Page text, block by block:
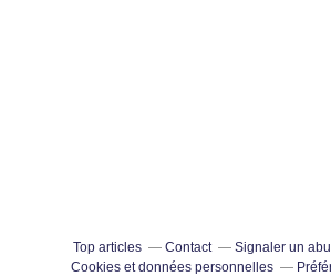
Top articles Contact Signaler un
Cookies et données personnelles